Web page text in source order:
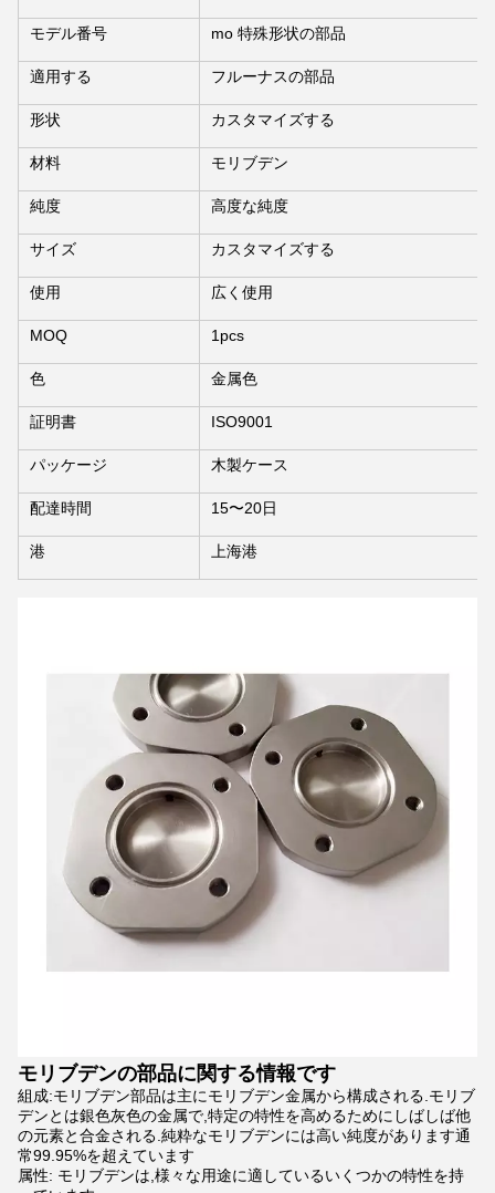
モデル番号 mo 特殊形状の部品
適用する フルーナスの部品
形状 カスタマイズする
材料 モリブデン
純度 高度な純度
サイズ カスタマイズする
使用 広く使用
MOQ 1pcs
色 金属色
証明書 ISO9001
パッケージ 木製ケース
配達時間 15〜20日
港 上海港
モリブデンの部品に関する情報です
組成:モリブデン部品は主にモリブデン金属から構成される.モリブ
デンとは銀色灰色の金属で,特定の特性を高めるためにしばしば他
の元素と合金される.純粋なモリブデンには高い純度があります通
常99.95%を超えています
属性: モリブデンは,様々な用途に適しているいくつかの特性を持